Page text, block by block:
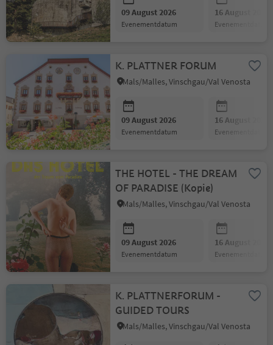
09 August 2026
evenementdatum
16 August 2026
evenementdatum
K. PLATTNER FORUM
Mals/Malles, Vinschgau/Val Venosta
09 August 2026
evenementdatum
16 August 2026
evenementdatum
THE HOTEL - THE DREAM
OF PARADISE (Kopie)
Mals/Malles, Vinschgau/Val Venosta
09 August 2026
evenementdatum
16 August 2026
evenementdatum
K. PLATTNERFORUM -
GUIDED TOURS
Mals/Malles, Vinschgau/Val Venosta